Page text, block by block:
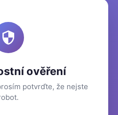
ověření
potvrďte, že nejste